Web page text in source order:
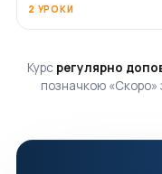
2 УРОКИ
Курс регулярно
позначкою «Скоро»